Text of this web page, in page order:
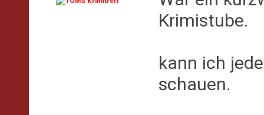
Krimistube.
kann ich
schauen.